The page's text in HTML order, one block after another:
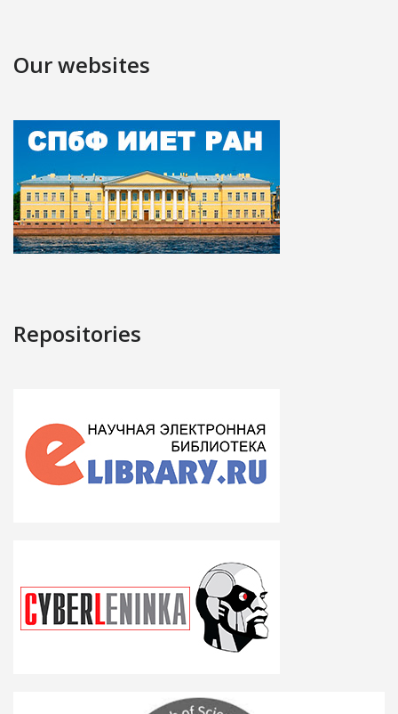
Our websites
Repositories